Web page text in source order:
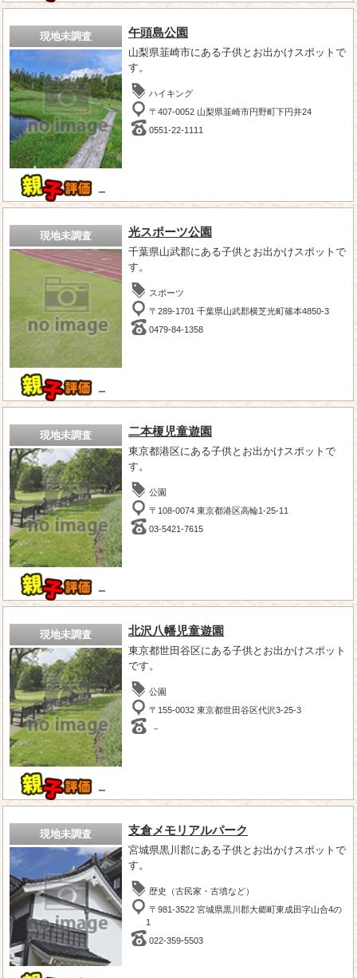
現地未調査
－
午頭島公園
山梨県韮崎市にある子供とお出かけスポットで
す。
ハイキング
〒407-0052 山梨県韮崎市円野町下円井24
0551-22-1111
現地未調査
－
光スポーツ公園
千葉県山武郡にある子供とお出かけスポットで
す。
スポーツ
〒289-1701 千葉県山武郡横芝光町篠本4850-3
0479-84-1358
現地未調査
－
二本榎児童遊園
東京都港区にある子供とお出かけスポットで
す。
公園
〒108-0074 東京都港区高輪1-25-11
03-5421-7615
現地未調査
－
北沢八幡児童遊園
東京都世田谷区にある子供とお出かけスポット
です。
公園
〒155-0032 東京都世田谷区代沢3-25-3
－
現地未調査 支倉メモリアルパーク
宮城県黒川郡にある子供とお出かけスポットで
す。
歴史（古民家・古墳など）
〒981-3522 宮城県黒川郡大郷町東成田字山合4の
1
022-359-5503